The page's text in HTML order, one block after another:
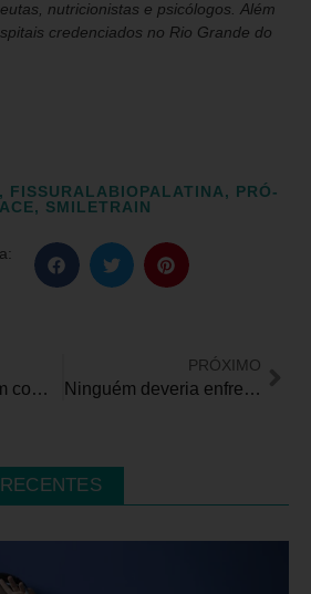
nutricionistas e psicólogos. Além
credenciados no Rio Grande do
, FISSURALABIOPALATINA, PRÓ-
, SMILETRAIN
Projeto aposta em comunicação acessível para ampliar o acesso à informação segura para pessoas com deficiência
PRÓXIMO
Ninguém deveria enfrentar uma internação sozinho. A lei garante isso. Mas os hospitais nem sempre respeitam.